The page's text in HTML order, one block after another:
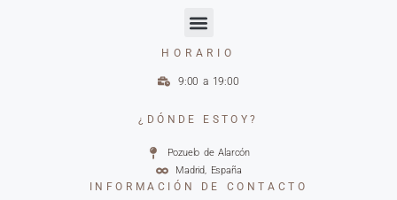
HORARIO
9:00 a 19:00
¿DÓNDE ESTOY?
Pozuelo de Alarcón
Madrid, España
INFORMACIÓN DE CONTACTO